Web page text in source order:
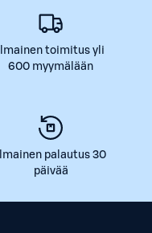
Ilmainen toimitus yli
600 myymälään
Ilmainen palautus 30
päivää